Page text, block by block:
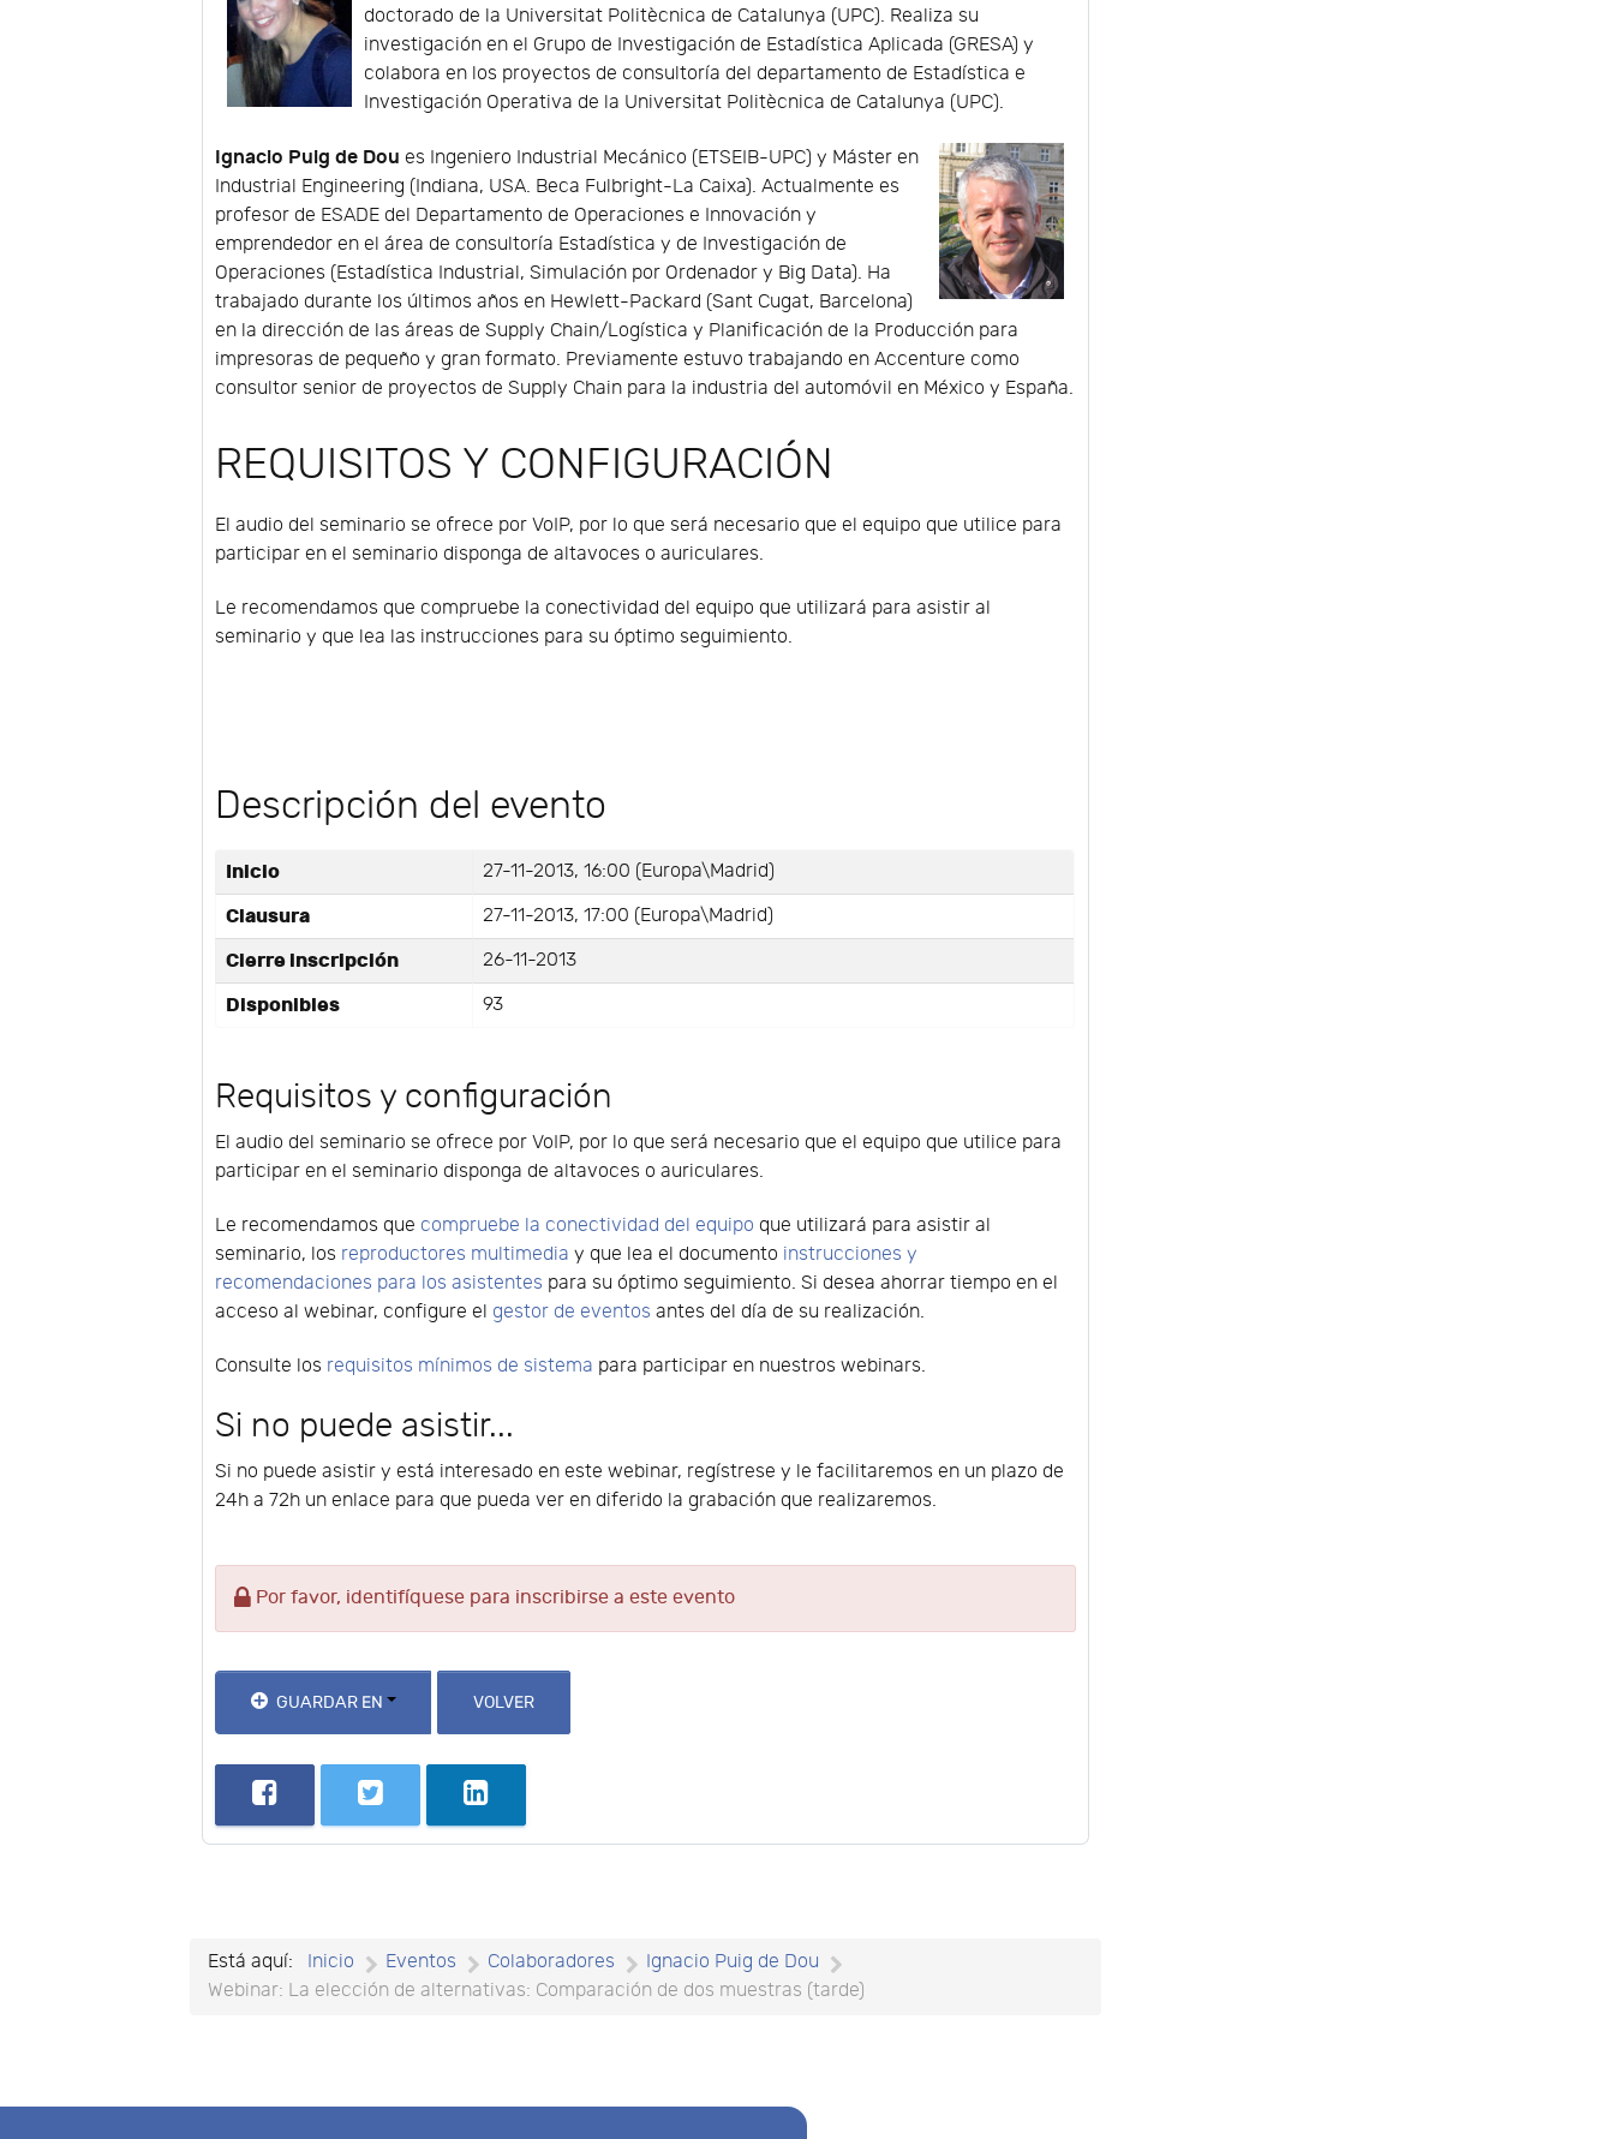
doctorado de la Universitat Politècnica de Catalunya (UPC). Realiza su
investigación en el Grupo de Investigación de Estadística Aplicada (GRESA) y
colabora en los proyectos de consultoría del departamento de Estadística e
Investigación Operativa de la Universitat Politècnica de Catalunya (UPC).
Ignacio Puig de Dou es Ingeniero Industrial Mecánico (ETSEIB-UPC) y Máster en
Industrial Engineering (Indiana, USA. Beca Fulbright-La Caixa). Actualmente es
profesor de ESADE del Departamento de Operaciones e Innovación y
emprendedor en el área de consultoría Estadística y de Investigación de
Operaciones (Estadística Industrial, Simulación por Ordenador y Big Data). Ha
trabajado durante los últimos años en Hewlett-Packard (Sant Cugat, Barcelona)
en la dirección de las áreas de Supply Chain/Logística y Planificación de la Producción para
impresoras de pequeño y gran formato. Previamente estuvo trabajando en Accenture como
consultor senior de proyectos de Supply Chain para la industria del automóvil en México y España.
REQUISITOS Y CONFIGURACIÓN
El audio del seminario se ofrece por VoIP, por lo que será necesario que el equipo que utilice para
participar en el seminario disponga de altavoces o auriculares.
Le recomendamos que compruebe la conectividad del equipo que utilizará para asistir al
seminario y que lea las instrucciones para su óptimo seguimiento.
Descripción del evento
Inicio 27-11-2013, 16:00 (Europa\Madrid)
Clausura 27-11-2013, 17:00 (Europa\Madrid)
Cierre inscripción 26-11-2013
Disponibles 93
Requisitos y configuración
El audio del seminario se ofrece por VoIP, por lo que será necesario que el equipo que utilice para
participar en el seminario disponga de altavoces o auriculares.
Le recomendamos que compruebe la conectividad del equipo que utilizará para asistir al
seminario, los reproductores multimedia y que lea el documento instrucciones y
recomendaciones para los asistentes para su óptimo seguimiento. Si desea ahorrar tiempo en el
acceso al webinar, configure el gestor de eventos antes del día de su realización.
Consulte los requisitos mínimos de sistema para participar en nuestros webinars.
Si no puede asistir...
Si no puede asistir y está interesado en este webinar, regístrese y le facilitaremos en un plazo de
24h a 72h un enlace para que pueda ver en diferido la grabación que realizaremos.
Por favor, identifíquese para inscribirse a este evento
GUARDAR EN VOLVER
Está aquí: Inicio Eventos Colaboradores
Ignacio Puig de Dou
Webinar: La elección de alternativas: Comparación de dos muestras (tarde)